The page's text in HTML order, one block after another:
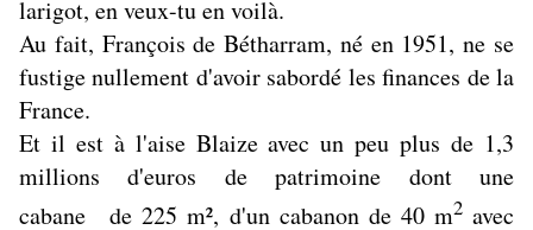
larigot, en veux-tu en voilà.
Au fait, François de Bétharram, né en 1951, ne se
fustige nullement d'avoir sabordé les finances de la
France.
Et il est à l'aise Blaize avec un peu plus de 1,3
millions d'euros de patrimoine dont une
cabane de 225 m², d'un cabanon de 40 m2avec